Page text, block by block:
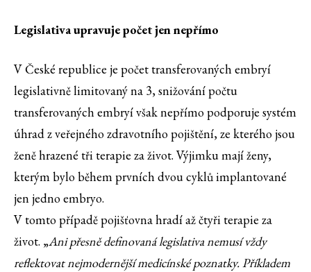
Legislativa upravuje počet jen nepřímo
V České republice je počet transferovaných embryí
legislativně limitovaný na 3, snižování počtu
transferovaných embryí však nepřímo podporuje systém
úhrad z veřejného zdravotního pojištění, ze kterého jsou
ženě hrazené tři terapie za život. Výjimku mají ženy,
kterým bylo během prvních dvou cyklů implantované
jen jedno embryo.
V tomto případě pojišťovna hradí až čtyři terapie za
život. „Ani přesně definovaná legislativa nemusí vždy
reflektovat nejmodernější medicínské poznatky. Příkladem